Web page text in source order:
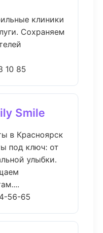
клиники
Сохраняем
10 85
Smile
в Красноярск
под ключ: от
улыбки.
56-65